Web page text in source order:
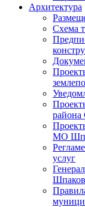
Архитектура
Схема
МО
услуг